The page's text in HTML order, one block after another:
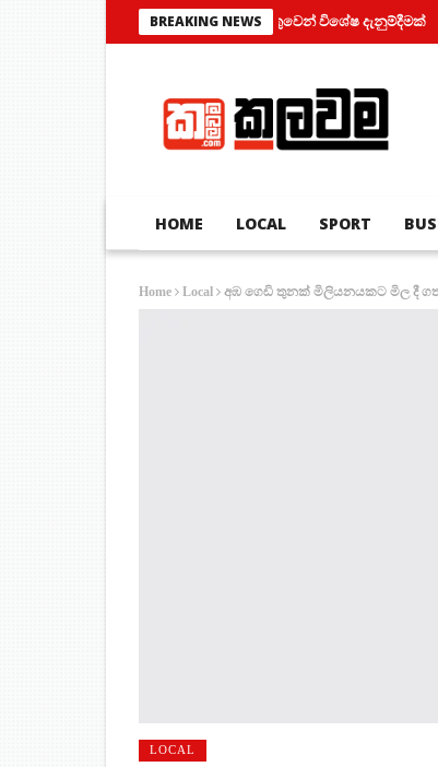
BREAKING NEWS
මෝටර් රථ ප්‍රවාහන දෙපාර්තමේන්තුවෙන් විශේෂ දැනුම්දීමක්
HOME LOCAL SPORT
Home Local අඹ ගෙඩි තුනක් මිලියනයකට මිල දී
LOCAL